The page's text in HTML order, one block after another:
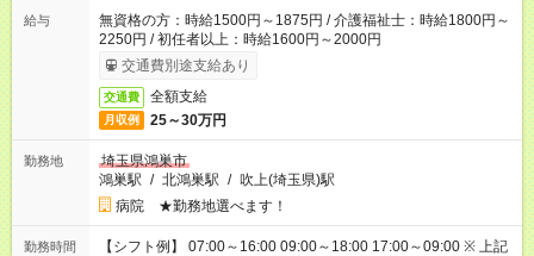
給与
無資格の方：時給1500円～1875円 / 介護福祉士：時給1800円～
2250円 / 初任者以上：時給1600円～2000円
交通費別途支給あり
交通費 全額支給
月収例 25～30万円
勤務地
埼玉県鴻巣市
鴻巣駅 / 北鴻巣駅 / 吹上(埼玉県)駅
病院 ★勤務地選べます！
勤務時間
【シフト例】 07:00～16:00 09:00～18:00 17:00～09:00 ※ 上記